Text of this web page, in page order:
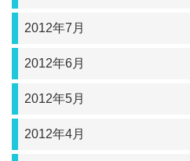
2012年7月
2012年6月
2012年5月
2012年4月